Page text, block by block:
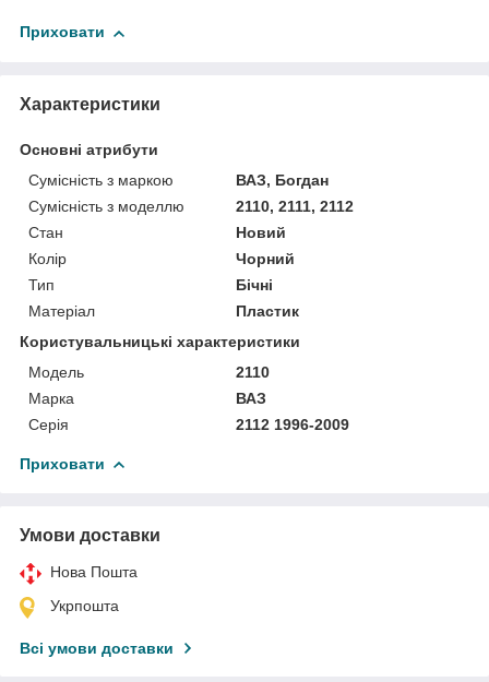
Приховати
Характеристики
Основні атрибути
Сумісність з маркою
ВАЗ, Богдан
Сумісність з моделлю
2110, 2111, 2112
Стан
Новий
Колір
Чорний
Тип
Бічні
Матеріал
Пластик
Користувальницькі характеристики
Модель
2110
Марка
ВАЗ
Серія
2112 1996-2009
Приховати
Умови доставки
Нова Пошта
Укрпошта
Всі умови доставки